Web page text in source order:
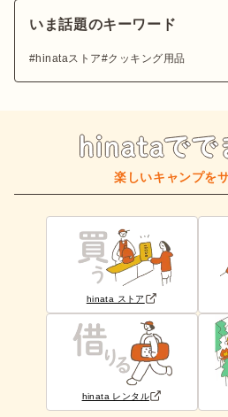
いま話題のキーワード
hinataストア クッキング用品
楽しいキャンプを
hinata ストア
hinata レンタル